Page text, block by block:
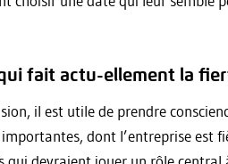
fait actu-ellement la
il est utile de prendre
dont l’entreprise est